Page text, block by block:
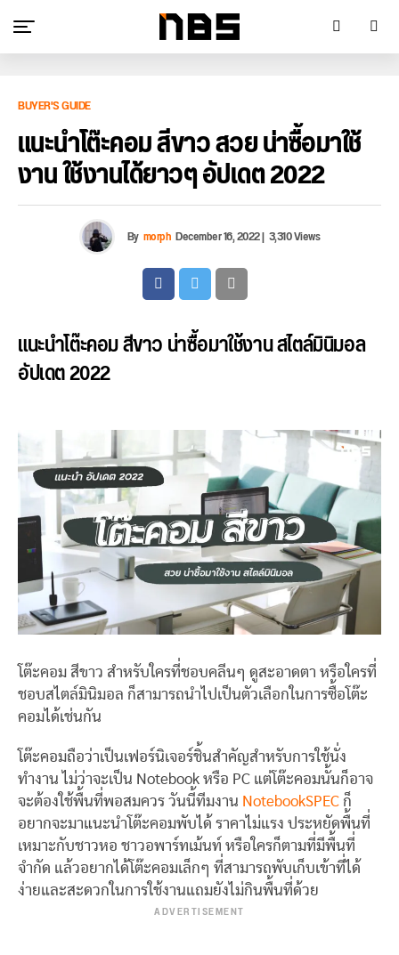
BUYER'S GUIDE
แนะนำโต๊ะคอม สีขาว สวย น่าซื้อมาใช้
งาน ใช้งานได้ยาวๆ อัปเดต 2022
By morph December 16, 2022| 3,310 Views
แนะนำโต๊ะคอม สีขาว น่าซื้อมาใช้งาน สไตล์มินิมอล
อัปเดต 2022
โต๊ะคอม สีขาว สำหรับใครที่ชอบคลีนๆ ดูสะอาดตา หรือใครที่
ชอบสไตล์มินิมอล ก็สามารถนำไปเป็นตัวเลือกในการซื้อโต๊ะ
คอมได้เช่นกัน
โต๊ะคอมถือว่าเป็นเฟอร์นิเจอร์ชิ้นสำคัญสำหรับการใช้นั่ง
ทำงาน ไม่ว่าจะเป็น Notebook หรือ PC แต่โต๊ะคอมนั้นก็อาจ
จะต้องใช้พื้นที่พอสมควร วันนี้ทีมงาน NotebookSPEC ก็
อยากจะมาแนะนำโต๊ะคอมพับได้ ราคาไม่แรง ประหยัดพื้นที่
เหมาะกับชาวหอ ชาวอพาร์ทเม้นท์ หรือใครก็ตามที่มีพื้นที่
จำกัด แล้วอยากได้โต๊ะคอมเล็กๆ ที่สามารถพับเก็บเข้าที่ได้
ง่ายและสะดวกในการใช้งานแถมยังไม่กินพื้นที่ด้วย
ADVERTISEMENT